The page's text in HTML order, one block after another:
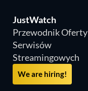
JustWatch
Przewodnik Oferty
Serwisów
Streamingowych
We are hiring!